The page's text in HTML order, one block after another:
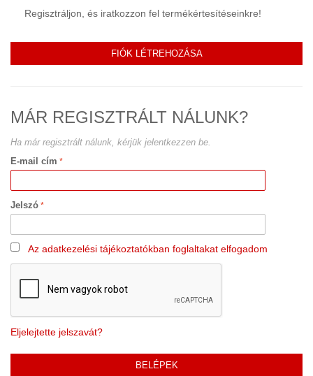
Regisztráljon, és iratkozzon fel termékértesítéseinkre!
FIÓK LÉTREHOZÁSA
MÁR REGISZTRÁLT NÁLUNK?
Ha már regisztrált nálunk, kérjük jelentkezzen be.
E-mail cím
Jelszó
Az adatkezelési tájékoztatókban foglaltakat elfogadom
Eljelejtette jelszavát?
BELÉPEK